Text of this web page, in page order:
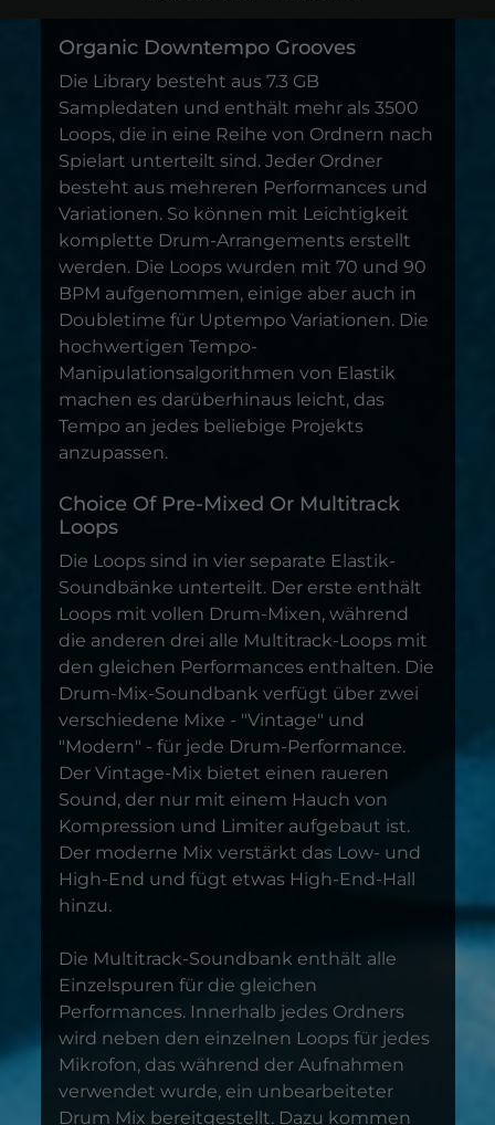
Organic Downtempo Grooves
Die Library besteht aus 7.3 GB
Sampledaten und enthält mehr als 3500
Loops, die in eine Reihe von Ordnern nach
Spielart unterteilt sind. Jeder Ordner
besteht aus mehreren Performances und
Variationen. So können mit Leichtigkeit
komplette Drum-Arrangements erstellt
werden. Die Loops wurden mit 70 und 90
BPM aufgenommen, einige aber auch in
Doubletime für Uptempo Variationen. Die
hochwertigen Tempo-
Manipulationsalgorithmen von Elastik
machen es darüberhinaus leicht, das
Tempo an jedes beliebige Projekts
anzupassen.
Choice Of Pre-Mixed Or Multitrack
Loops
Die Loops sind in vier separate Elastik-
Soundbänke unterteilt. Der erste enthält
Loops mit vollen Drum-Mixen, während
die anderen drei alle Multitrack-Loops mit
den gleichen Performances enthalten. Die
Drum-Mix-Soundbank verfügt über zwei
verschiedene Mixe - "Vintage" und
"Modern" - für jede Drum-Performance.
Der Vintage-Mix bietet einen raueren
Sound, der nur mit einem Hauch von
Kompression und Limiter aufgebaut ist.
Der moderne Mix verstärkt das Low- und
High-End und fügt etwas High-End-Hall
hinzu.
Die Multitrack-Soundbank enthält alle
Einzelspuren für die gleichen
Performances. Innerhalb jedes Ordners
wird neben den einzelnen Loops für jedes
Mikrofon, das während der Aufnahmen
verwendet wurde, ein unbearbeiteter
Drum Mix bereitgestellt. Dazu kommen